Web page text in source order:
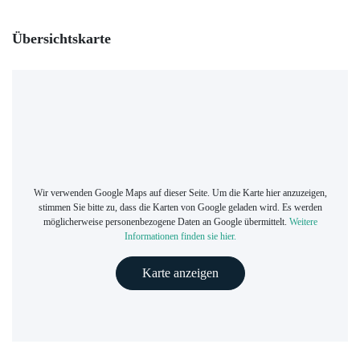
Übersichtskarte
Wir verwenden Google Maps auf dieser Seite. Um die Karte hier anzuzeigen,
stimmen Sie bitte zu, dass die Karten von Google geladen wird. Es werden
möglicherweise personenbezogene Daten an Google übermittelt. Weitere
Informationen finden sie hier.
Karte anzeigen